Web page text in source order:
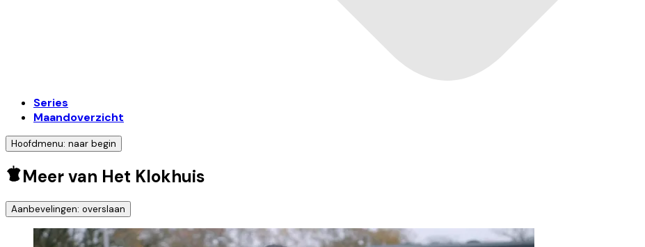
Series
Maandoverzicht
Hoofdmenu: naar begin
Meer van Het Klokhuis
Aanbevelingen: overslaan